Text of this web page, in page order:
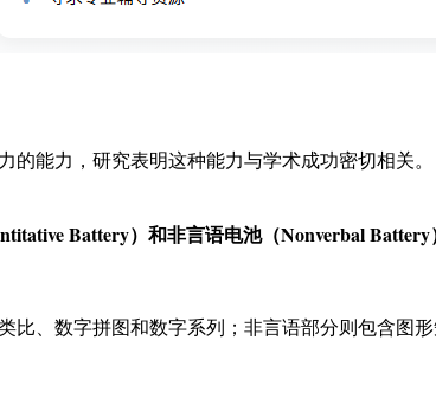
能力，研究表明这种能力与学术成功密切相关
Battery）和非言语电池（Nonverbal Battery
、数字拼图和数字系列；非言语部分则包含图形